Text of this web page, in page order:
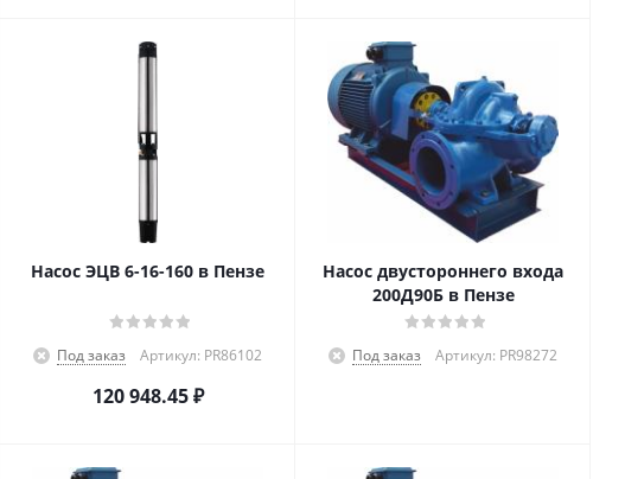
Насос ЭЦВ 6-16-160 в Пензе
Под заказ Артикул: PR86102
120 948.45₽
Насос двустороннего входа
200Д90Б в Пензе
Под заказ Артикул: PR98272